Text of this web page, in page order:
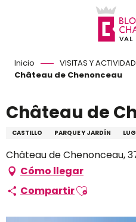
Inicio VISITAS Y
Château de Chenonceau
Château de
CASTILLO PARQUE Y JARDÍN
Château de Chenonceau,
Cómo llegar
CompartirAjouter aux